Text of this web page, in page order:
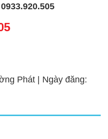
Phát | Ngày đăng: